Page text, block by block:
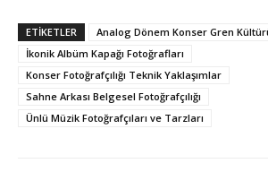
ETİKETLER
Analog Dönem Konser Gren
İkonik Albüm Kapağı Fotoğrafları
Konser Fotoğrafçılığı Teknik Yaklaşımlar
Sahne Arkası Belgesel Fotoğrafçılığı
Ünlü Müzik Fotoğrafçıları ve Tarzları